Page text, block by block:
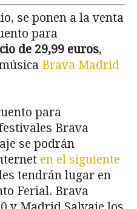
se ponen a la venta
para
de 29,99 euros,
Brava Madrid
para
Brava
se podrán
en el siguiente
tendrán lugar en
Ferial. Brava